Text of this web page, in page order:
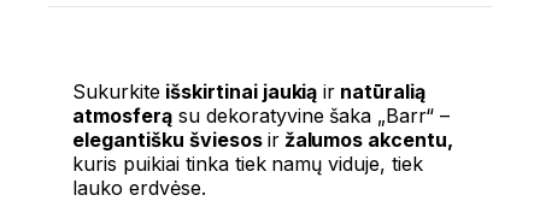
Sukurkiteišskirtinai jaukią ir natūralią
atmosferąsu dekoratyvine šaka „Barr“ –
elegantišku šviesos iržalumos akcentu,
kuris puikiai tinka tiek namų viduje, tiek
lauko erdvėse.